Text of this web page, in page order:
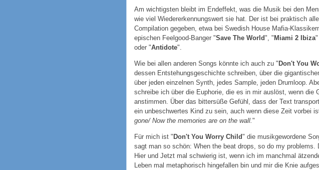
Am wichtigsten bleibt im Endeffekt, was die Musik bei den
wie viel Wiedererkennungswert sie hat. Der ist bei praktisch
Compilation gegeben, etwa bei Swedish House Mafia-
epischen Feelgood-Banger "Save The World", " Miami 2 Ibiza"
oder "Antidote".
Wie bei allen anderen Songs könnte ich auch zu " Don't You
dessen Entstehungsgeschichte schreiben, über die
über jeden einzelnen Synth, jedes Sample, jeden Drumloop.
schreibe ich über die Euphorie, die es in mir auslöst, wenn die
anstimmen. Über das bittersüße Gefühl, dass der Text
ein unbeschwertes Kind zu sein, auch wenn diese Zeit vorbei
gone/ Now the memories are on the wall. "
Für mich ist "Don't You Worry Child" die musikgewordene
sagt man so schön: When the beat drops, so do my problems.
Hier und Jetzt mal schwierig ist, wenn ich im manchmal
Leben mal metaphorisch hingefallen bin und mir die Knie